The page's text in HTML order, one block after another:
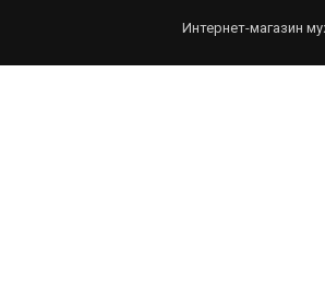
Интернет-магазин